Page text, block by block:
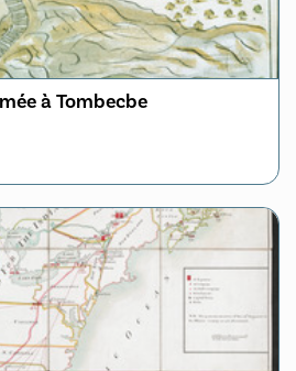
à Tombecbe